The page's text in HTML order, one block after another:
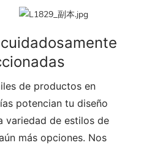
de productos en
potencian tu diseño
variedad de estilos de
más opciones. Nos